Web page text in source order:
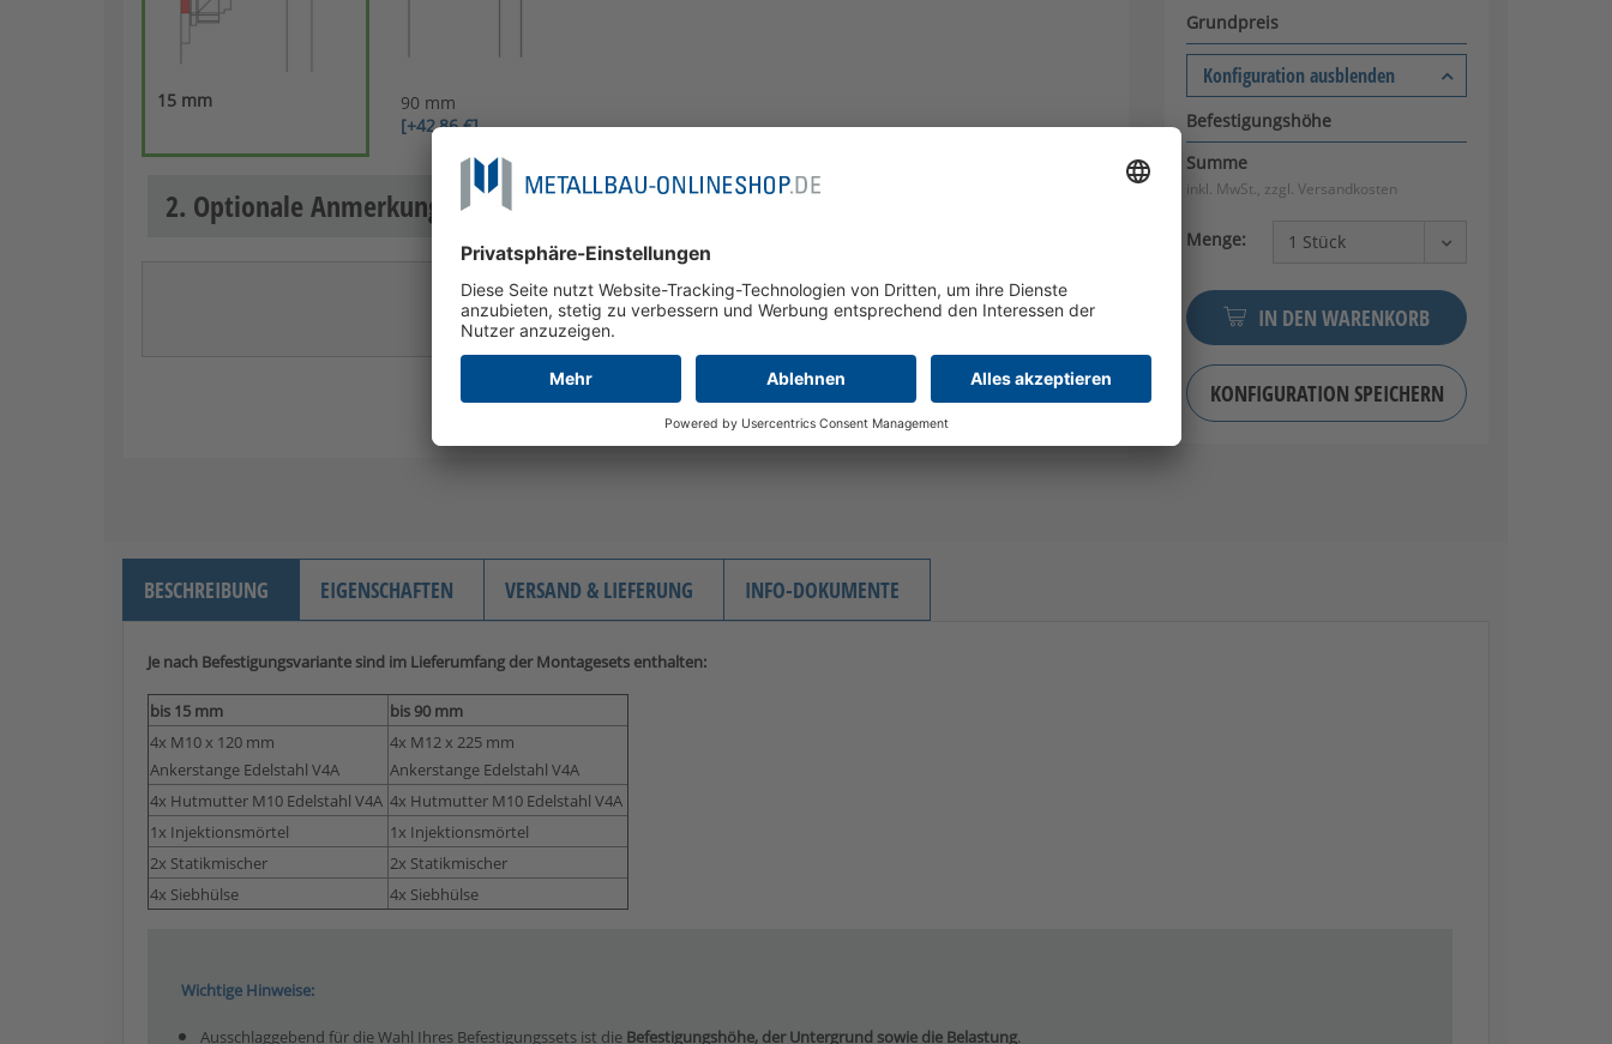
15 mm
90 mm
[+42,86 €]
2. Optionale Anmerkungen
Grundpreis
Konfiguration ausblenden
Befestigungshöhe
Summe
inkl. MwSt., zzgl. Versandkosten
Menge:
IN DEN WARENKORB
KONFIGURATION SPEICHERN
BESCHREIBUNG EIGENSCHAFTEN VERSAND & LIEFERUNG INFO-DOKUMENTE
Je nach Befestigungsvariante sind im Lieferumfang der Montagesets enthalten:
bis 15 mm
bis 90 mm
4x M10 x 120 mm
Ankerstange Edelstahl V4A
4x M12 x 225 mm
Ankerstange Edelstahl V4A
4x Hutmutter M10 Edelstahl V4A 4x Hutmutter M10 Edelstahl V4A
1x Injektionsmörtel
1x Injektionsmörtel
2x Statikmischer
2x Statikmischer
4x Siebhülse
4x Siebhülse
Wichtige Hinweise:
Ausschlaggebend für die Wahl Ihres Befestigungssets ist die Befestigungshöhe, der Untergrund sowie die Belastung.